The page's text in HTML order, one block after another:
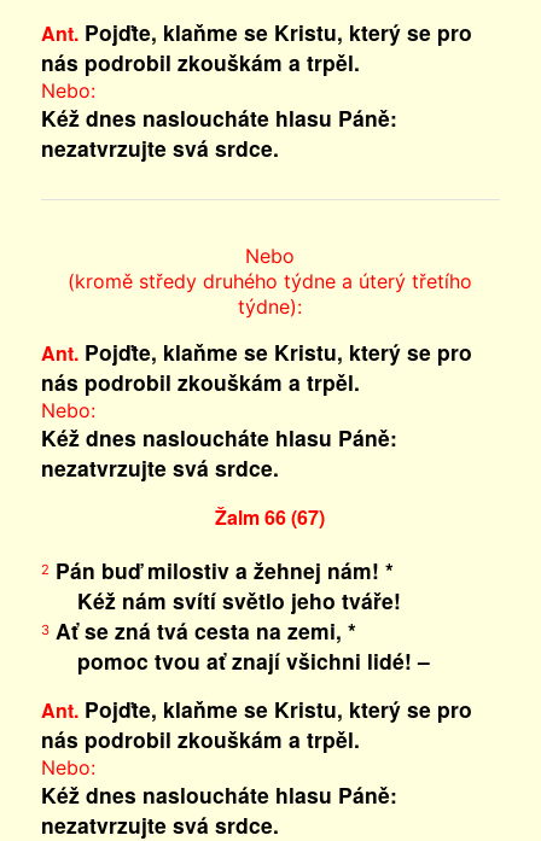
Ant.Pojďte, klaňme se Kristu, který se pro
nás podrobil zkouškám a trpěl.
Nebo:
Kéž dnes nasloucháte hlasu Páně:
nezatvrzujte svá srdce.
Nebo
(kromě středy druhého týdne a úterý třetího
týdne):
Ant.Pojďte, klaňme se Kristu, který se pro
nás podrobil zkouškám a trpěl.
Nebo:
Kéž dnes nasloucháte hlasu Páně:
nezatvrzujte svá srdce.
Žalm 66 (67)
2 Pán buď milostiv a žehnej nám! *
Kéž nám svítí světlo jeho tváře!
3Ať se zná tvá cesta na zemi, *
pomoc tvou ať znají všichni lidé! –
Ant.Pojďte, klaňme se Kristu, který se pro
nás podrobil zkouškám a trpěl.
Nebo:
Kéž dnes nasloucháte hlasu Páně:
nezatvrzujte svá srdce.